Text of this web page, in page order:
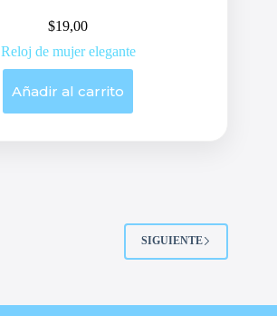
$19,00
Reloj de mujer elegante
Añadir al carrito
SIGUIENTE